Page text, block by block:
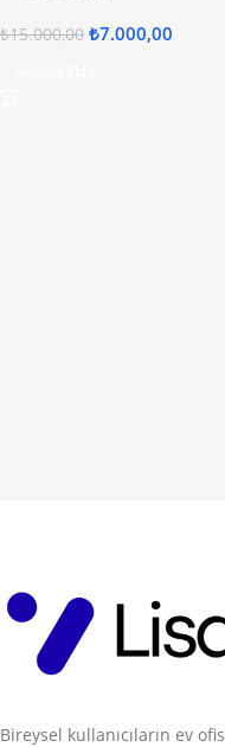
₺15.000,00 ₺7.000,00
Bireysel kullanıcıların ev ofis